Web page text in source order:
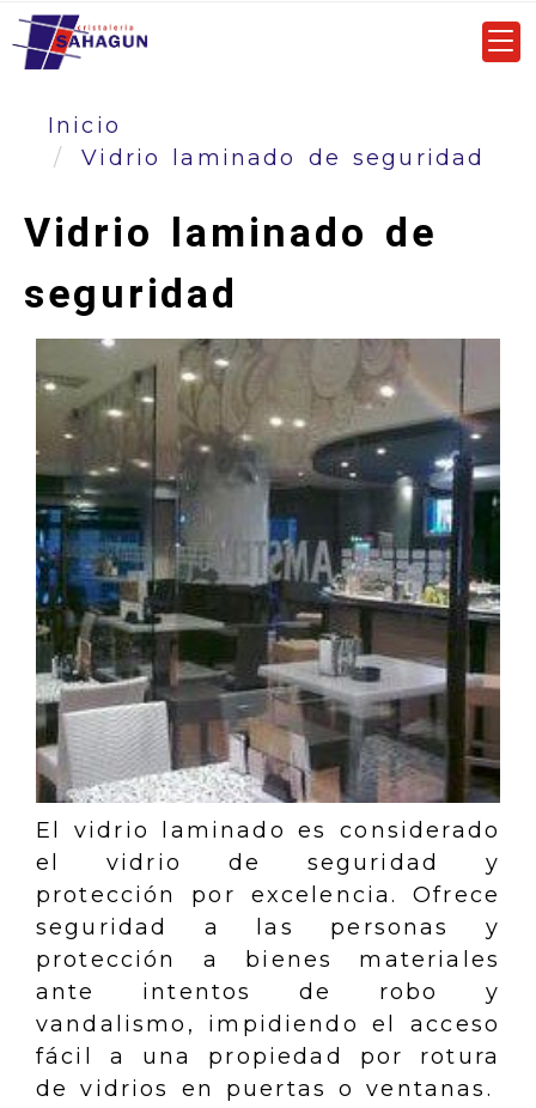
Inicio
Vidrio laminado de seguridad
Vidrio laminado de
seguridad
El vidrio laminado es considerado
el vidrio de seguridad y
protección por excelencia. Ofrece
seguridad a las personas y
protección a bienes materiales
ante intentos de robo y
vandalismo, impidiendo el acceso
fácil a una propiedad por rotura
de vidrios en puertas o ventanas.